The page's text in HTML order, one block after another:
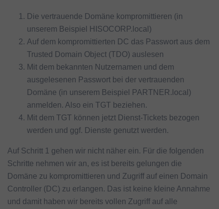
Die vertrauende Domäne kompromittieren (in
unserem Beispiel HISOCORP.local)
Auf dem kompromittierten DC das Passwort aus dem
Trusted Domain Object (TDO) auslesen
Mit dem bekannten Nutzernamen und dem
ausgelesenen Passwort bei der vertrauenden
Domäne (in unserem Beispiel PARTNER.local)
anmelden. Also ein TGT beziehen.
Mit dem TGT können jetzt Dienst-Tickets bezogen
werden und ggf. Dienste genutzt werden.
Auf Schritt 1 gehen wir nicht näher ein. Für die folgenden
Schritte nehmen wir an, es ist bereits gelungen die
Domäne zu kompromittieren und Zugriff auf einen Domain
Controller (DC) zu erlangen. Das ist keine kleine Annahme
und damit haben wir bereits vollen Zugriff auf alle